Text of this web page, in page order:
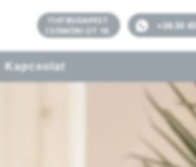
1147 BUDAPEST
CSÖMÖRI ÚT 18.
+36 30
Kapcsolat